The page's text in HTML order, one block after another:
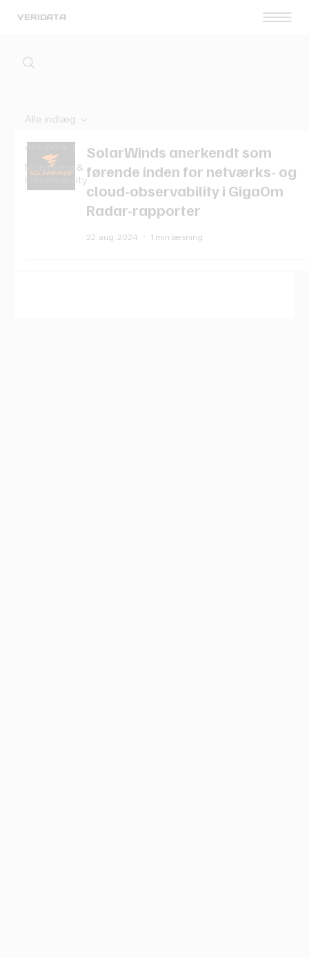
VERIDATA
Alle indlæg
Monitoring &
Observability
Alle indlæg
SolarWinds anerkendt som
førende inden for netværks- og
cloud-observability i GigaOm
Radar-rapporter
22. aug. 2024 1 min læsning